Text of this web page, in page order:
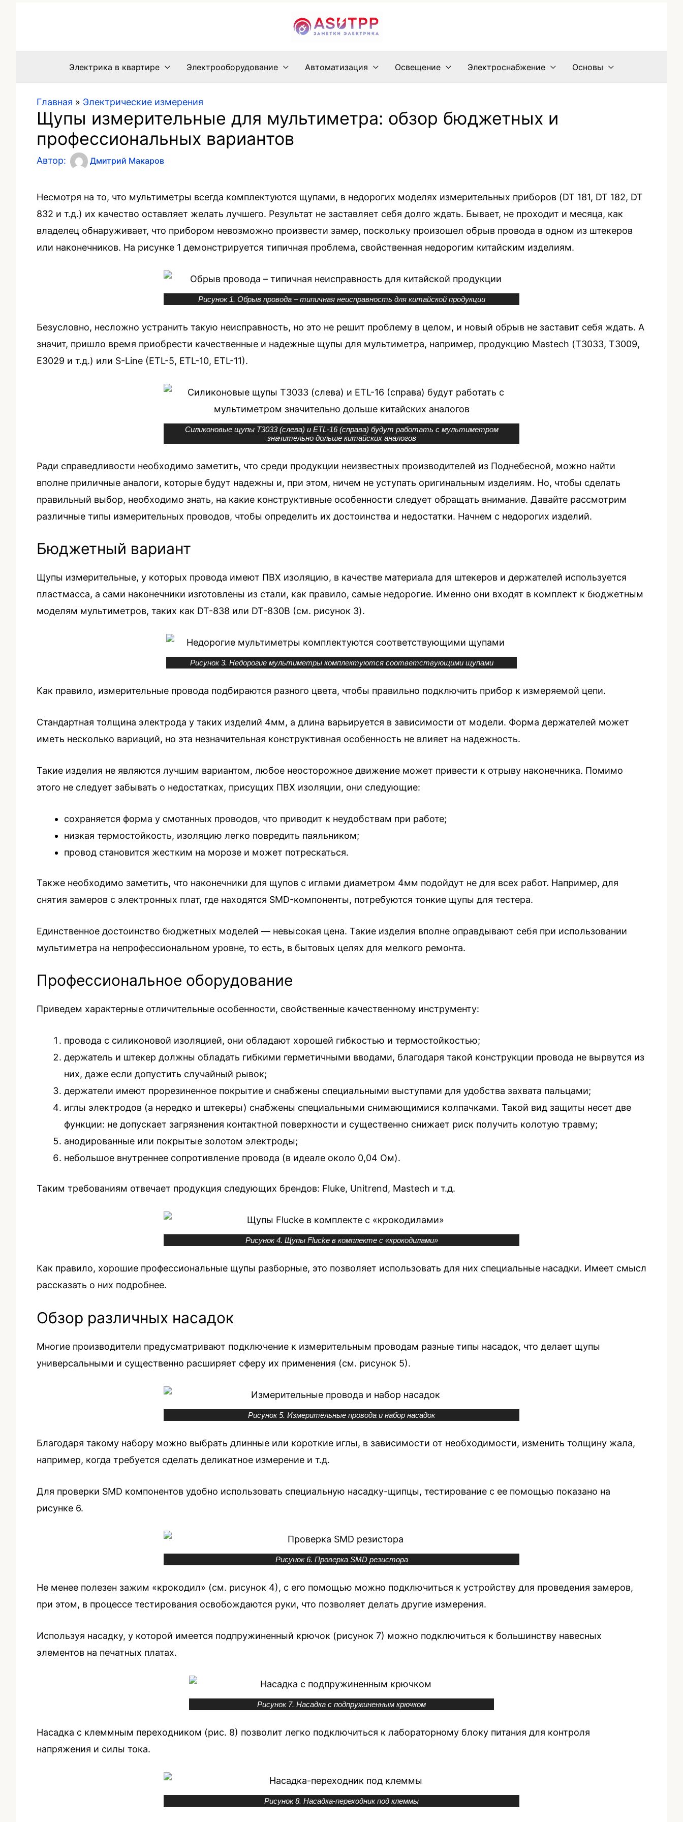
Электрика в квартире Электрооборудование Автоматизация Освещение Электроснабжение Основы
Главная » Электрические измерения
Щупы измерительные для мультиметра: обзор бюджетных и
профессиональных вариантов
Автор: Дмитрий Макаров
Несмотря на то, что мультиметры всегда комплектуются щупами, в недорогих моделях измерительных приборов (DT 181, DT 182, DT
832 и т.д.) их качество оставляет желать лучшего. Результат не заставляет себя долго ждать. Бывает, не проходит и месяца, как
владелец обнаруживает, что прибором невозможно произвести замер, поскольку произошел обрыв провода в одном из штекеров
или наконечников. На рисунке 1 демонстрируется типичная проблема, свойственная недорогим китайским изделиям.
Рисунок 1. Обрыв провода – типичная неисправность для китайской продукции
Безусловно, несложно устранить такую неисправность, но это не решит проблему в целом, и новый обрыв не заставит себя ждать. А
значит, пришло время приобрести качественные и надежные щупы для мультиметра, например, продукцию Mastech (Т3033, Т3009,
Е3029 и т.д.) или S-Line (ETL-5, ETL-10, ETL-11).
Силиконовые щупы Т3033 (слева) и ETL-16 (справа) будут работать с мультиметром
значительно дольше китайских аналогов
Ради справедливости необходимо заметить, что среди продукции неизвестных производителей из Поднебесной, можно найти
вполне приличные аналоги, которые будут надежны и, при этом, ничем не уступать оригинальным изделиям. Но, чтобы сделать
правильный выбор, необходимо знать, на какие конструктивные особенности следует обращать внимание. Давайте рассмотрим
различные типы измерительных проводов, чтобы определить их достоинства и недостатки. Начнем с недорогих изделий.
Бюджетный вариант
Щупы измерительные, у которых провода имеют ПВХ изоляцию, в качестве материала для штекеров и держателей используется
пластмасса, а сами наконечники изготовлены из стали, как правило, самые недорогие. Именно они входят в комплект к бюджетным
моделям мультиметров, таких как DT-838 или DT-830B (см. рисунок 3).
Рисунок 3. Недорогие мультиметры комплектуются соответствующими щупами
Как правило, измерительные провода подбираются разного цвета, чтобы правильно подключить прибор к измеряемой цепи.
Стандартная толщина электрода у таких изделий 4мм, а длина варьируется в зависимости от модели. Форма держателей может
иметь несколько вариаций, но эта незначительная конструктивная особенность не влияет на надежность.
Такие изделия не являются лучшим вариантом, любое неосторожное движение может привести к отрыву наконечника. Помимо
этого не следует забывать о недостатках, присущих ПВХ изоляции, они следующие:
сохраняется форма у смотанных проводов, что приводит к неудобствам при работе;
низкая термостойкость, изоляцию легко повредить паяльником;
провод становится жестким на морозе и может потрескаться.
Также необходимо заметить, что наконечники для щупов с иглами диаметром 4мм подойдут не для всех работ. Например, для
снятия замеров с электронных плат, где находятся SMD-компоненты, потребуются тонкие щупы для тестера.
Единственное достоинство бюджетных моделей — невысокая цена. Такие изделия вполне оправдывают себя при использовании
мультиметра на непрофессиональном уровне, то есть, в бытовых целях для мелкого ремонта.
Профессиональное оборудование
Приведем характерные отличительные особенности, свойственные качественному инструменту:
провода с силиконовой изоляцией, они обладают хорошей гибкостью и термостойкостью;
держатель и штекер должны обладать гибкими герметичными вводами, благодаря такой конструкции провода не вырвутся из
них, даже если допустить случайный рывок;
держатели имеют прорезиненное покрытие и снабжены специальными выступами для удобства захвата пальцами;
иглы электродов (а нередко и штекеры) снабжены специальными снимающимися колпачками. Такой вид защиты несет две
функции: не допускает загрязнения контактной поверхности и существенно снижает риск получить колотую травму;
анодированные или покрытые золотом электроды;
небольшое внутреннее сопротивление провода (в идеале около 0,04 Ом).
Таким требованиям отвечает продукция следующих брендов: Fluke, Unitrend, Mastech и т.д.
Рисунок 4. Щупы Flucke в комплекте с «крокодилами»
Как правило, хорошие профессиональные щупы разборные, это позволяет использовать для них специальные насадки. Имеет смысл
рассказать о них подробнее.
Обзор различных насадок
Многие производители предусматривают подключение к измерительным проводам разные типы насадок, что делает щупы
универсальными и существенно расширяет сферу их применения (см. рисунок 5).
Рисунок 5. Измерительные провода и набор насадок
Благодаря такому набору можно выбрать длинные или короткие иглы, в зависимости от необходимости, изменить толщину жала,
например, когда требуется сделать деликатное измерение и т.д.
Для проверки SMD компонентов удобно использовать специальную насадку-щипцы, тестирование с ее помощью показано на
рисунке 6.
Рисунок 6. Проверка SMD резистора
Не менее полезен зажим «крокодил» (см. рисунок 4), с его помощью можно подключиться к устройству для проведения замеров,
при этом, в процессе тестирования освобождаются руки, что позволяет делать другие измерения.
Используя насадку, у которой имеется подпружиненный крючок (рисунок 7) можно подключиться к большинству навесных
элементов на печатных платах.
Рисунок 7. Насадка с подпружиненным крючком
Насадка с клеммным переходником (рис. 8) позволит легко подключиться к лабораторному блоку питания для контроля
напряжения и силы тока.
Рисунок 8. Насадка-переходник под клеммы